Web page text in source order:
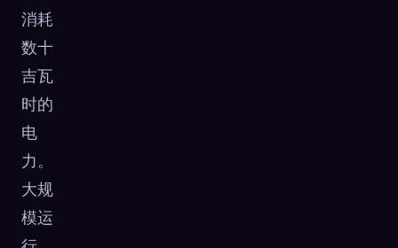
消耗
数十
吉瓦
时的
电
力。
大规
模运